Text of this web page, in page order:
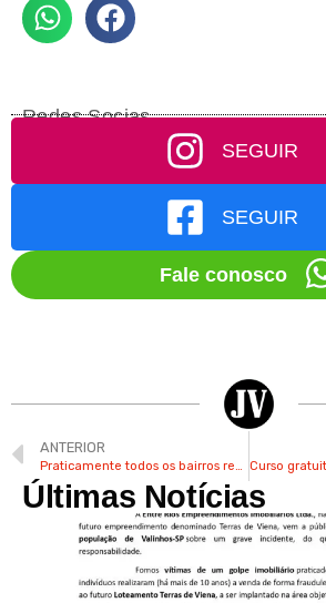
Redes Socias
SEGUIR
SEGUIR
Fale conosco
ANTERIOR
Praticamente todos os bairros reclamam da infestação de pernilongos em Valinhos
Últimas Notícias